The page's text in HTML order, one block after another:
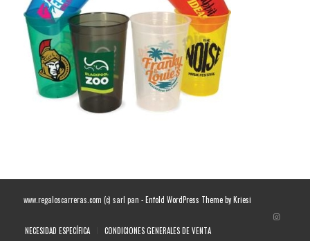
www.regaloscarreras.com (c) sarl pan -Enfold WordPress Theme by Kriesi
NECESIDAD ESPECÍFICA CONDICIONES GENERALES DE VENTA